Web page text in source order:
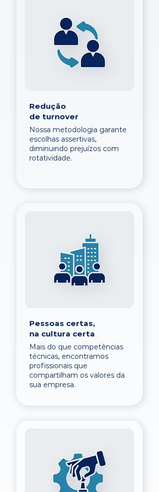
Redução
de turnover
Nossa metodologia garante
escolhas assertivas,
diminuindo prejuízos com
rotatividade.
Pessoas certas,
na cultura certa
Mais do que competências
técnicas, encontramos
profissionais que
compartilham os valores da
sua empresa.